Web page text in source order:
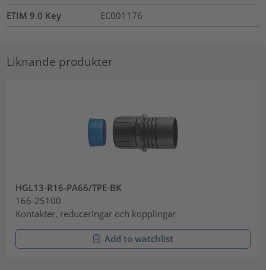
ETIM 9.0 Key
EC001176
Liknande produkter
HGL13-R16-PA66/TPE-BK
166-25100
Kontakter, reduceringar och kopplingar
Add to watchlist